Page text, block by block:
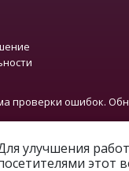
проверки ошибок.
улучшения
этот